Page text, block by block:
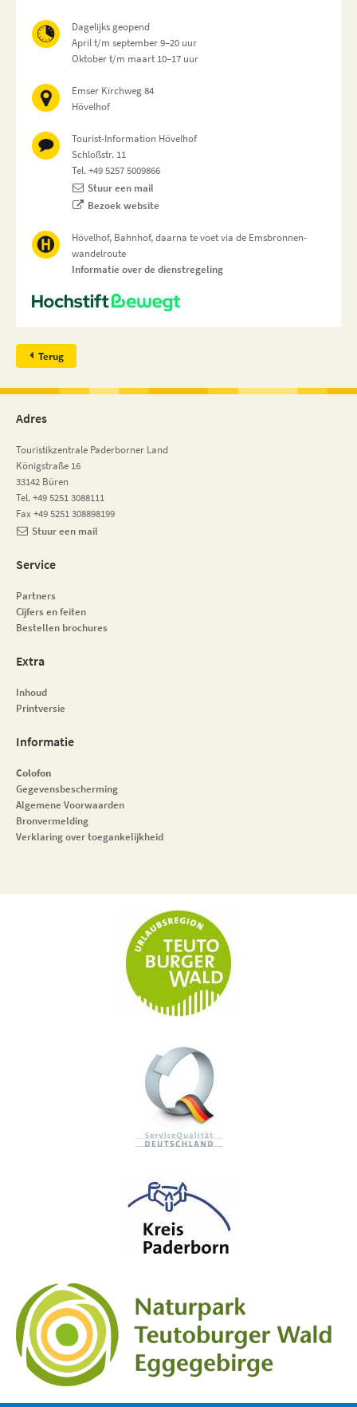
Dagelijks geopend
April t/m september 9–20 uur
Oktober t/m maart 10–17 uur
Emser Kirchweg 84
Hövelhof
Tourist-Information Hövelhof
Schloßstr. 11
Tel. +49 5257 5009866
Stuur een mail
Bezoek website
Hövelhof, Bahnhof, daarna te voet via de Emsbronnen-
wandelroute
Informatie over de dienstregeling
Terug
Adres
Touristikzentrale Paderborner Land
Königstraße 16
33142 Büren
Tel. +49 5251 3088111
Fax +49 5251 308898199
Stuur een mail
Service
Partners
Cijfers en feiten
Bestellen brochures
Extra
Inhoud
Printversie
Informatie
Colofon
Gegevensbescherming
Algemene Voorwaarden
Bronvermelding
Verklaring over toegankelijkheid